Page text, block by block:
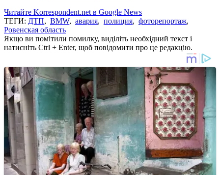
Читайте Korrespondent.net в Google News
ТЕГИ: ДТП, BMW, авария, полиция, фоторепортаж,
Ровенская область
Якщо ви помітили помилку, виділіть необхідний текст і
натисніть Ctrl + Enter, щоб повідомити про це редакцію.